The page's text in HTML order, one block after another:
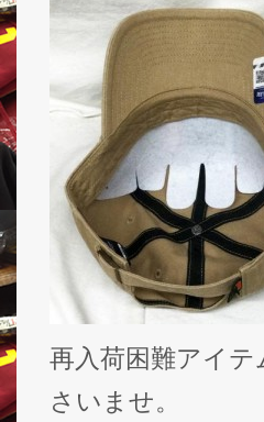
再入荷困難アイ
さいませ。